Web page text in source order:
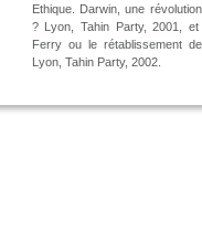
Ethique. Darwin, une
? Lyon, Tahin Party, 2001,
Ferry ou le rétablissement de
Lyon, Tahin Party, 2002.